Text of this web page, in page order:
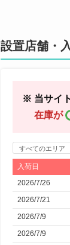
設置店舗・
※ 当サイ
在庫が
エ
リ
ア
り
込
入荷日
2026/7/26
2026/7/21
2026/7/9
2026/7/9